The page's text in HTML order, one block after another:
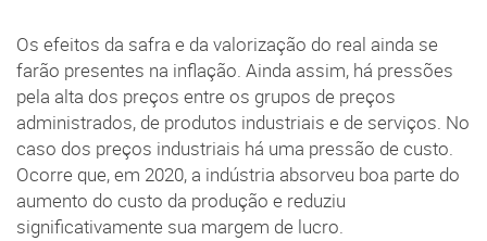
Os efeitos da safra e da valorização do real ainda se
farão presentes na inflação. Ainda assim, há pressões
pela alta dos preços entre os grupos de preços
administrados, de produtos industriais e de serviços. No
caso dos preços industriais há uma pressão de custo.
Ocorre que, em 2020, a indústria absorveu boa parte do
aumento do custo da produção e reduziu
significativamente sua margem de lucro.